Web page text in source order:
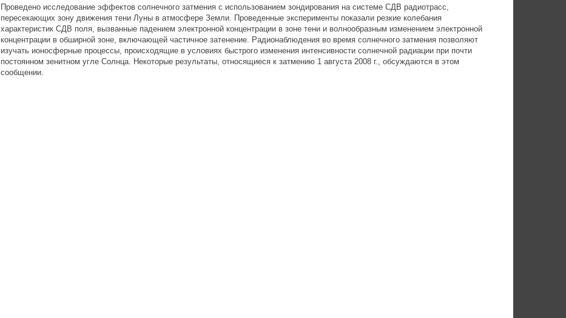
Проведено исследование эффектов солнечного затмения с использованием зондирования на системе СДВ радиотрасс,
пересекающих зону движения тени Луны в атмосфере Земли. Проведенные эксперименты показали резкие колебания
характеристик СДВ поля, вызванные падением электронной концентрации в зоне тени и волнообразным изменением электронной
концентрации в обширной зоне, включающей частичное затенение. Радионаблюдения во время солнечного затмения позволяют
изучать ионосферные процессы, происходящие в условиях быстрого изменения интенсивности солнечной радиации при почти
постоянном зенитном угле Солнца. Некоторые результаты, относящиеся к затмению 1 августа 2008 г., обсуждаются в этом
сообщении.